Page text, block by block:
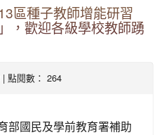
區種子教師增能研習
，歡迎各級學校教師踴
| 點閱數： 264
國民及學前教育署補助